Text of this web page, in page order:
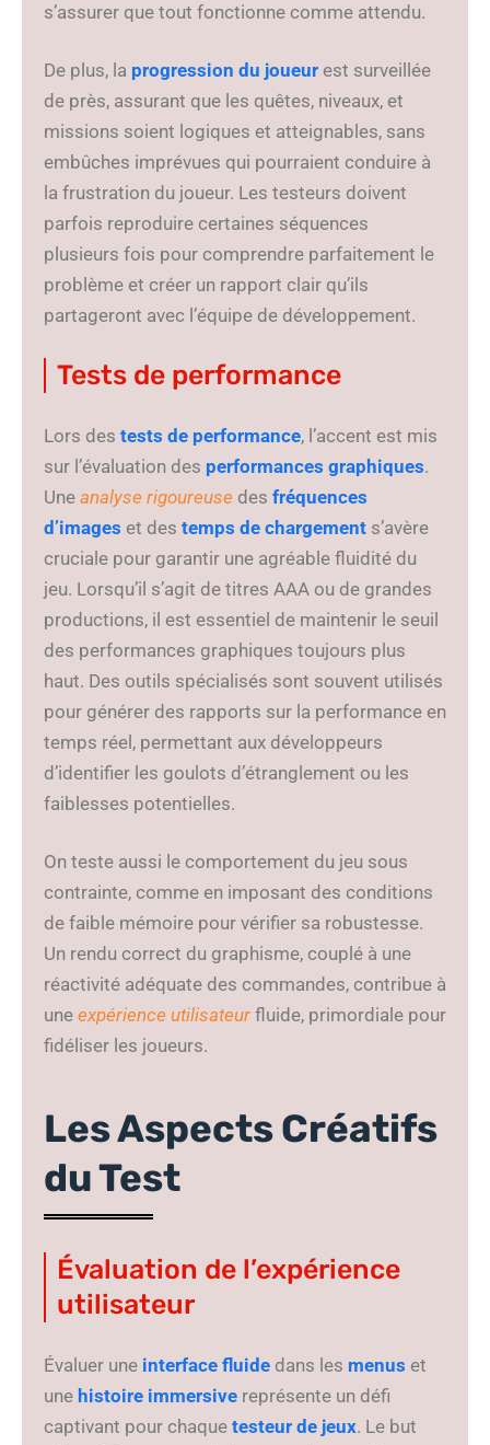
s’assurer que tout fonctionne comme attendu.
De plus, la progression du joueur est surveillée
de près, assurant que les quêtes, niveaux, et
missions soient logiques et atteignables, sans
embûches imprévues qui pourraient conduire à
la frustration du joueur. Les testeurs doivent
parfois reproduire certaines séquences
plusieurs fois pour comprendre parfaitement le
problème et créer un rapport clair qu’ils
partageront avec l’équipe de développement.
Tests de performance
Lors des tests de performance, l’accent est mis
sur l’évaluation des performances graphiques.
Une analyse rigoureuse des fréquences
d’images et des temps de chargement s’avère
cruciale pour garantir une agréable fluidité du
jeu. Lorsqu’il s’agit de titres AAA ou de grandes
productions, il est essentiel de maintenir le seuil
des performances graphiques toujours plus
haut. Des outils spécialisés sont souvent utilisés
pour générer des rapports sur la performance en
temps réel, permettant aux développeurs
d’identifier les goulots d’étranglement ou les
faiblesses potentielles.
On teste aussi le comportement du jeu sous
contrainte, comme en imposant des conditions
de faible mémoire pour vérifier sa robustesse.
Un rendu correct du graphisme, couplé à une
réactivité adéquate des commandes, contribue à
une expérience utilisateur fluide, primordiale pour
fidéliser les joueurs.
Les Aspects Créatifs
du Test
Évaluation de l’expérience
utilisateur
Évaluer une interface fluide dans les menus et
une histoire immersive représente un défi
captivant pour chaque testeur de jeux. Le but